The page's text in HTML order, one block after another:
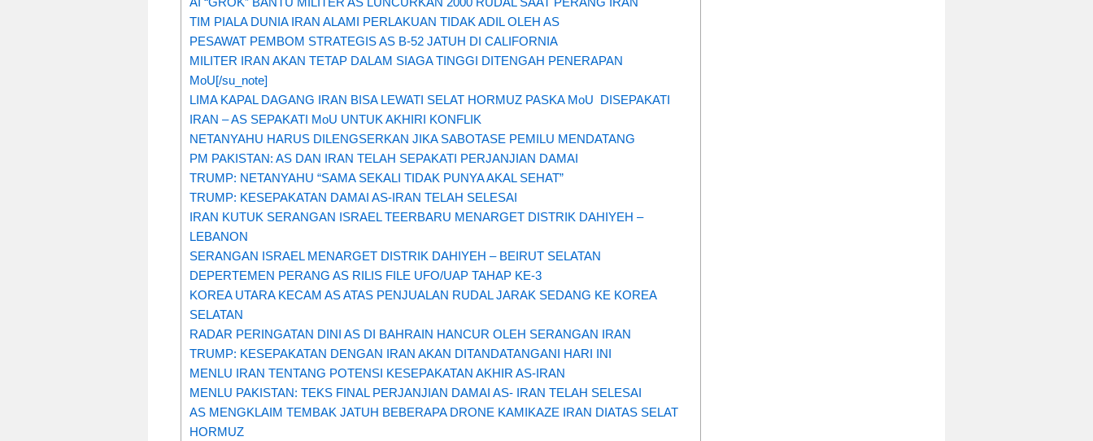
TIM PIALA DUNIA IRAN ALAMI PERLAKUAN TIDAK ADIL OLEH AS
PESAWAT PEMBOM STRATEGIS AS B-52 JATUH DI CALIFORNIA
MILITER IRAN AKAN TETAP DALAM SIAGA TINGGI DITENGAH PENERAPAN
MoU[/su_note]
LIMA KAPAL DAGANG IRAN BISA LEWATI SELAT HORMUZ PASKA MoU DISEPAKATI
IRAN – AS SEPAKATI MoU UNTUK AKHIRI KONFLIK
NETANYAHU HARUS DILENGSERKAN JIKA SABOTASE PEMILU MENDATANG
PM PAKISTAN: AS DAN IRAN TELAH SEPAKATI PERJANJIAN DAMAI
TRUMP: NETANYAHU “SAMA SEKALI TIDAK PUNYA AKAL SEHAT”
TRUMP: KESEPAKATAN DAMAI AS-IRAN TELAH SELESAI
IRAN KUTUK SERANGAN ISRAEL TEERBARU MENARGET DISTRIK DAHIYEH –
LEBANON
SERANGAN ISRAEL MENARGET DISTRIK DAHIYEH – BEIRUT SELATAN
DEPERTEMEN PERANG AS RILIS FILE UFO/UAP TAHAP KE-3
KOREA UTARA KECAM AS ATAS PENJUALAN RUDAL JARAK SEDANG KE KOREA
SELATAN
RADAR PERINGATAN DINI AS DI BAHRAIN HANCUR OLEH SERANGAN IRAN
TRUMP: KESEPAKATAN DENGAN IRAN AKAN DITANDATANGANI HARI INI
MENLU IRAN TENTANG POTENSI KESEPAKATAN AKHIR AS-IRAN
MENLU PAKISTAN: TEKS FINAL PERJANJIAN DAMAI AS- IRAN TELAH SELESAI
AS MENGKLAIM TEMBAK JATUH BEBERAPA DRONE KAMIKAZE IRAN DIATAS SELAT
HORMUZ